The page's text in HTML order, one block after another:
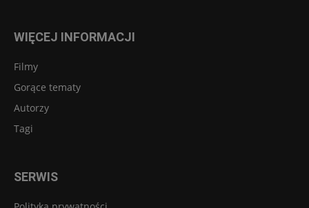
WIĘCEJ INFORMACJI
Filmy
Gorące tematy
Autorzy
Tagi
SERWIS